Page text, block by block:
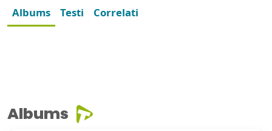
Albums Testi Correlati
Albums